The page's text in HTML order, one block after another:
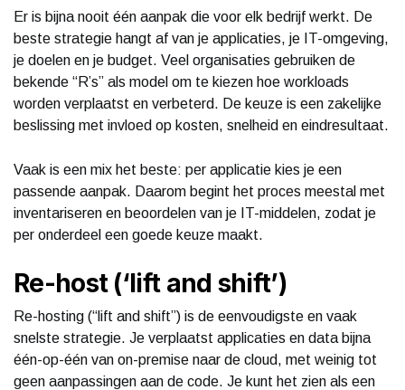
Er is bijna nooit één aanpak die voor elk bedrijf werkt. De
beste strategie hangt af van je applicaties, je IT-omgeving,
je doelen en je budget. Veel organisaties gebruiken de
bekende “R’s” als model om te kiezen hoe workloads
worden verplaatst en verbeterd. De keuze is een zakelijke
beslissing met invloed op kosten, snelheid en eindresultaat.
Vaak is een mix het beste: per applicatie kies je een
passende aanpak. Daarom begint het proces meestal met
inventariseren en beoordelen van je IT-middelen, zodat je
per onderdeel een goede keuze maakt.
Re-host (‘lift and shift’)
Re-hosting (“lift and shift”) is de eenvoudigste en vaak
snelste strategie. Je verplaatst applicaties en data bijna
één-op-één van on-premise naar de cloud, met weinig tot
geen aanpassingen aan de code. Je kunt het zien als een